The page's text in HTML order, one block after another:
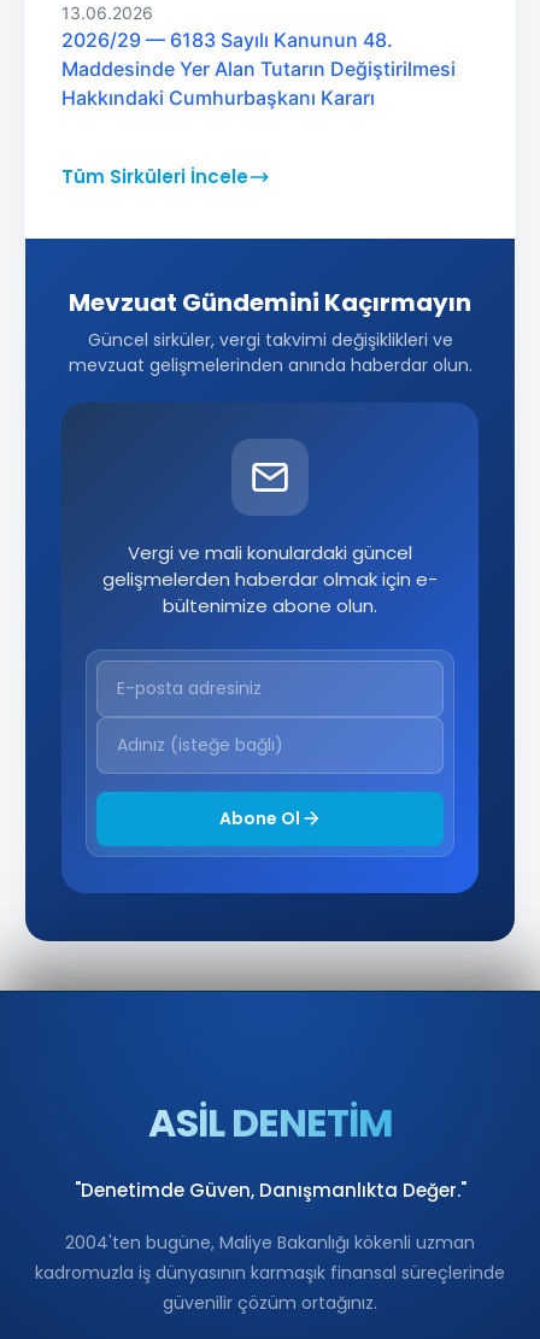
13.06.2026
2026/29 — 6183 Sayılı Kanunun 48.
Maddesinde Yer Alan Tutarın Değiştirilmesi
Hakkındaki Cumhurbaşkanı Kararı
Tüm Sirküleri İncele
Mevzuat Gündemini Kaçırmayın
Güncel sirküler, vergi takvimi değişiklikleri ve
mevzuat gelişmelerinden anında haberdar olun.
Vergi ve mali konulardaki güncel
gelişmelerden haberdar olmak için e-
bültenimize abone olun.
Abone Ol
ASİL DENETİM
"Denetimde Güven, Danışmanlıkta Değer."
2004'ten bugüne, Maliye Bakanlığı kökenli uzman
kadromuzla iş dünyasının karmaşık finansal süreçlerinde
güvenilir çözüm ortağınız.